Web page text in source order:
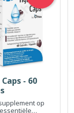
bekijken
- 60
op